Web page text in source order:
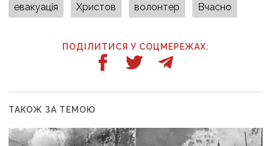
евакуація Христов волонтер Вчасно
ПОДІЛИТИСЯ У СОЦМЕРЕЖАХ:
ТАКОЖ ЗА ТЕМОЮ